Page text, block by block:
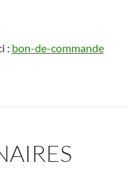
: bon-de-commande